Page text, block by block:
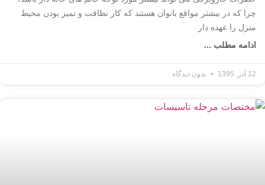
چرا که در بیشتر مواقع بانوان هستند که کار نظافت و تمیز بودن محیط
منزل را عهده دار
ادامه مطلب ...
12 آذر, 1395 بدون دیدگاه